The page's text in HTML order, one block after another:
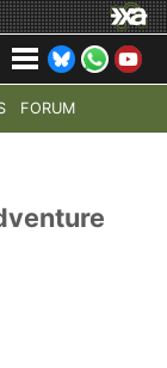
FORUM
HALO: